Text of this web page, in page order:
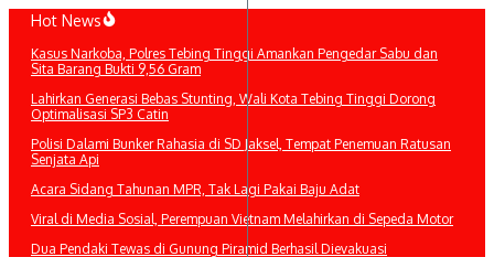
Lewati
konten
Hot News
Kasus Narkoba, Polres Tebing Tinggi Amankan Pengedar Sabu dan
Sita Barang Bukti 9,56 Gram
Lahirkan Generasi Bebas Stunting, Wali Kota Tebing Tinggi Dorong
Optimalisasi SP3 Catin
Polisi Dalami Bunker Rahasia di SD Jaksel, Tempat Penemuan Ratusan
Senjata Api
Acara Sidang Tahunan MPR, Tak Lagi Pakai Baju Adat
Viral di Media Sosial, Perempuan Vietnam Melahirkan di Sepeda Motor
Dua Pendaki Tewas di Gunung Piramid Berhasil Dievakuasi